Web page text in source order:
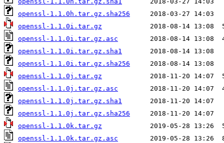
openssl-1.1.0h.tar.gz.sha256
openssl-1.1.0i.tar.gz
openssl-1.1.0i.tar.gz.asc
openssl-1.1.0i.tar.gz.sha1
openssl-1.1.0i.tar.gz.sha256
openssl-1.1.0j.tar.gz
openssl-1.1.0j.tar.gz.asc
openssl-1.1.0j.tar.gz.sha1
openssl-1.1.0j.tar.gz.sha256
openssl-1.1.0k.tar.gz
openssl-1.1.0k.tar.gz.asc